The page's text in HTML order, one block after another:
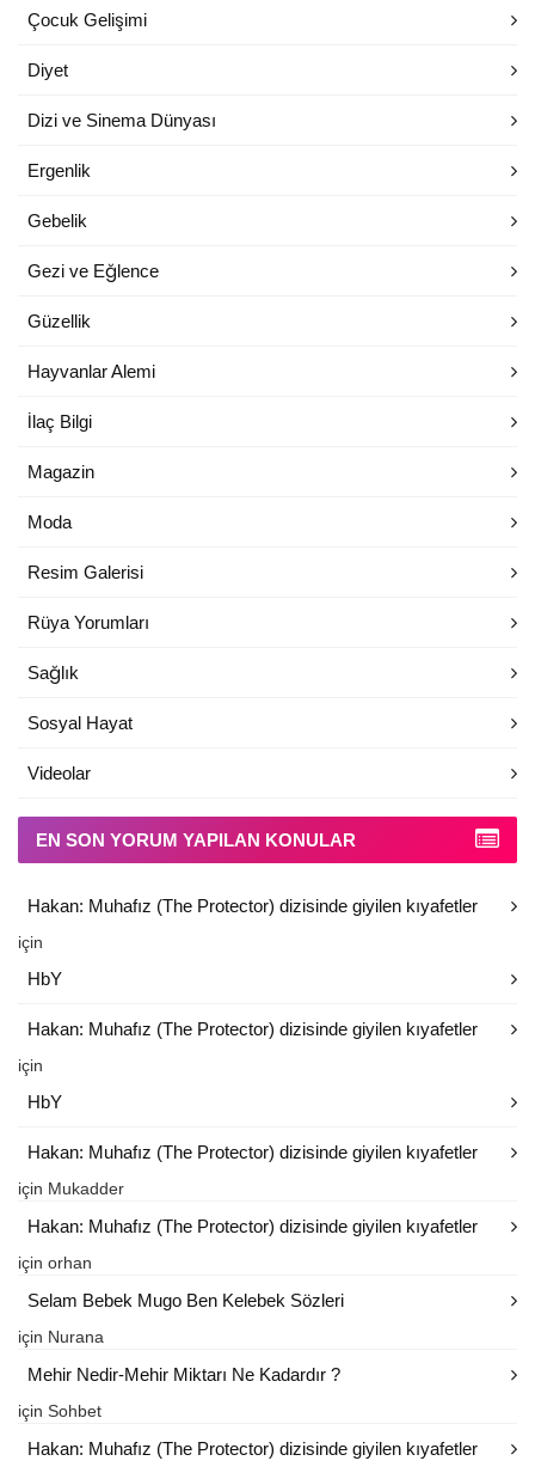
Çocuk Gelişimi
Diyet
Dizi ve Sinema Dünyası
Ergenlik
Gebelik
Gezi ve Eğlence
Güzellik
Hayvanlar Alemi
İlaç Bilgi
Magazin
Moda
Resim Galerisi
Rüya Yorumları
Sağlık
Sosyal Hayat
Videolar
EN SON YORUM YAPILAN KONULAR
Hakan: Muhafız (The Protector) dizisinde giyilen kıyafetler
için
HbY
Hakan: Muhafız (The Protector) dizisinde giyilen kıyafetler
için
HbY
Hakan: Muhafız (The Protector) dizisinde giyilen kıyafetler
için Mukadder
Hakan: Muhafız (The Protector) dizisinde giyilen kıyafetler
için orhan
Selam Bebek Mugo Ben Kelebek Sözleri
için Nurana
Mehir Nedir-Mehir Miktarı Ne Kadardır ?
için Sohbet
Hakan: Muhafız (The Protector) dizisinde giyilen kıyafetler